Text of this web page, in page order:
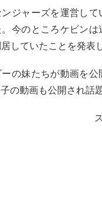
ジャーズを運営し
今のところケビン
していたことを発表
の妹たちが動画を
の動画も公開され話